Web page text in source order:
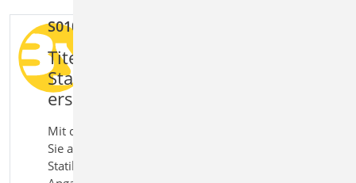
S010 Titelblatt
Titelblätter für
Statikdokumente einheitlich
erstellen
Mit dem Modul S010 Titelblatt erstellen
Sie automatisch ein Titelblatt für Ihr
Statikdokument. Projektspezifische